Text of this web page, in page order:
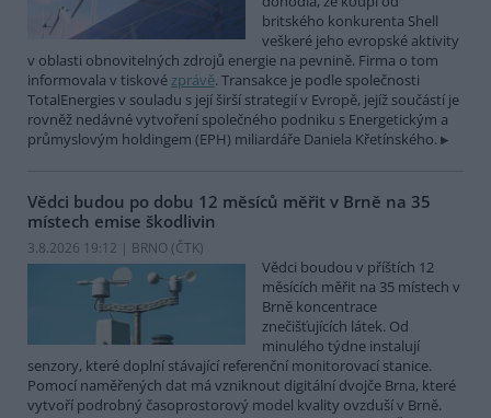
britského konkurenta Shell
veškeré jeho evropské aktivity
v oblasti obnovitelných zdrojů energie na pevnině. Firma o tom
informovala v tiskovézprávě. Transakce je podle společnosti
TotalEnergies v souladu s její širší strategií v Evropě, jejíž součástí je
rovněž nedávné vytvoření společného podniku s Energetickým a
průmyslovým holdingem (EPH) miliardáře Daniela Křetínského.
Vědci budou po dobu 12 měsíců měřit v Brně na 35
místech emise škodlivin
3.8.2026 19:12 | BRNO (ČTK)
Vědci boudou v příštích 12
měsících měřit na 35 místech v
Brně koncentrace
znečišťujících látek. Od
minulého týdne instalují
senzory, které doplní stávající referenční monitorovací stanice.
Pomocí naměřených dat má vzniknout digitální dvojče Brna, které
vytvoří podrobný časoprostorový model kvality ovzduší v Brně.